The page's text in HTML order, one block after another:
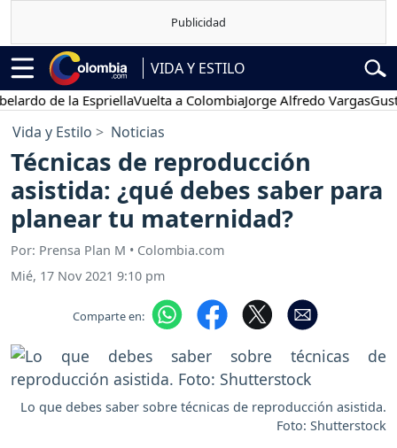
VIDA Y ESTILO
de la EspriellaVuelta a ColombiaJorge Alfredo VargasGustavo
Vida y Estilo Noticias
Técnicas de reproducción
asistida: ¿qué debes saber para
planear tu maternidad?
Por: Prensa Plan M • Colombia.com
Mié, 17 Nov 2021 9:10 pm
Comparte en:
Lo que debes saber sobre técnicas de reproducción asistida.
Foto: Shutterstock